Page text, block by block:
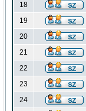
18
19
20
21
22
23
24